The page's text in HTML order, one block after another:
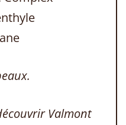
Valmont